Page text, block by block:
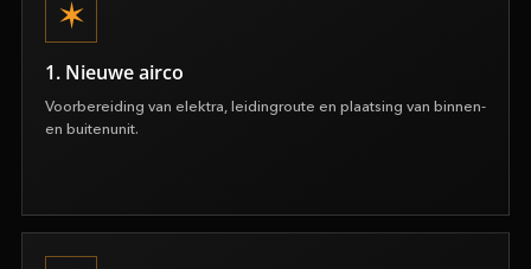
1. Nieuwe airco
Voorbereiding van elektra, leidingroute en plaatsing van binnen-
en buitenunit.